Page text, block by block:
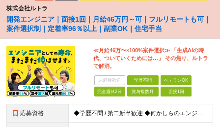
株式会社ルトラ
開発エンジニア｜面接1回｜月給46万円～可｜フルリモートも可｜
案件選択制｜定着率96％以上｜副業OK｜住宅手当
≪月給46万〜×100%案件選択≫ 「生成AIの時
代、ついていくためには…」 その焦り、ルトラ
で解消。
未経験歓迎 学歴不問 ベテランOK
完全週休2日 賞与複数月 面接1回
応募資格 ◆学歴不問 / 第二新卒歓迎 ◆何かしらのエンジニア経験をお持ちの方 （言語・期間・フェーズ不問） 経験浅めの方も遠慮なくご応募ください！ ■入社前Q＆A ────── ◎実力に見合った報酬が手に